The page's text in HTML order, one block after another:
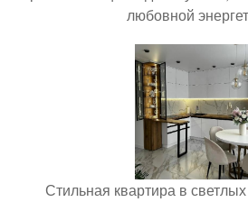
любовной
Стильная квартира в